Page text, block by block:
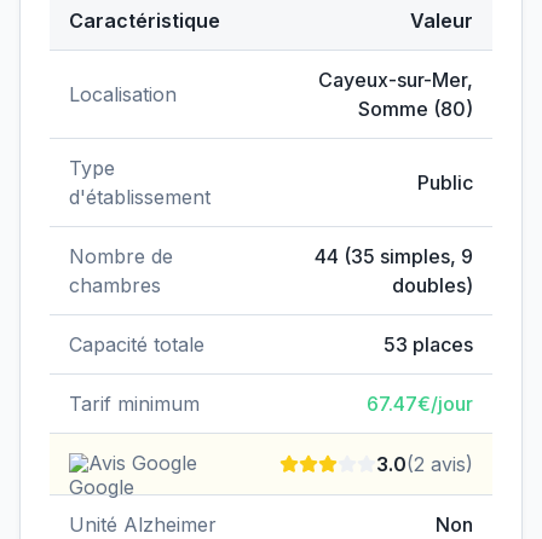
Caractéristique Valeur
Localisation
Cayeux-sur-Mer,
Somme (80)
Type
d'établissement
Public
Nombre de
chambres
44 (35 simples, 9
doubles)
Capacité totale 53 places
Tarif minimum 67.47€/jour
Avis Google 3.0(2 avis)
Unité Alzheimer Non